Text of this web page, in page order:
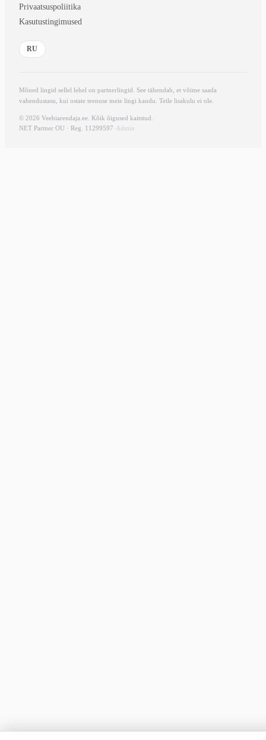
Privaatsuspoliitika
Kasutustingimused
RU
Mõned lingid sellel lehel on partnerlingid. See tähendab, et võime saada
vahendustasu, kui ostate teenuse meie lingi kaudu. Teile lisakulu ei ole.
© 2026 Veebiarendaja.ee. Kõik õigused kaitstud. ·
NET Partner OU · Reg. 11299597· Admin